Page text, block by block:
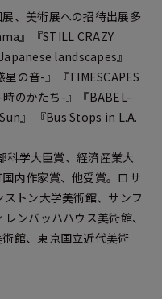
、美術展への招待出展多
』『STILL CRAZY
landscapes』
星の音-』『TIMESCAPES
のかたち-』『BABEL-
』 『Bus Stops in L.A.
科学大臣賞、経済産業大
内作家賞、他受賞。ロサ
トン大学美術館、サンフ
ンバッハハウス美術館、
館、東京国立近代美術